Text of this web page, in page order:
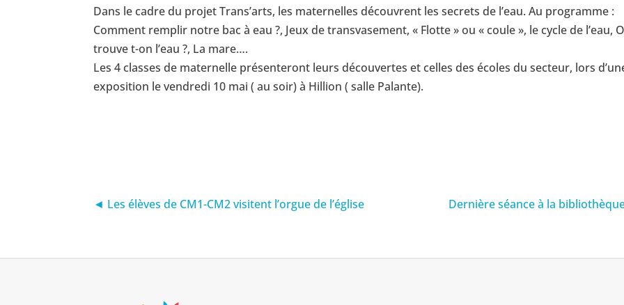
Dans le cadre du projet Trans’arts, les maternelles découvrent les secrets de l’eau. Au programme :
Comment remplir notre bac à eau ?, Jeux de transvasement, « Flotte » ou « coule », le cycle de l’eau,
trouve t-on l’eau ?, La mare….
Les 4 classes de maternelle présenteront leurs découvertes et celles des écoles du secteur, lors
exposition le vendredi 10 mai ( au soir) à Hillion ( salle Palante).
◄ Les élèves de CM1-CM2 visitent l’orgue de l’église Dernière séance à la